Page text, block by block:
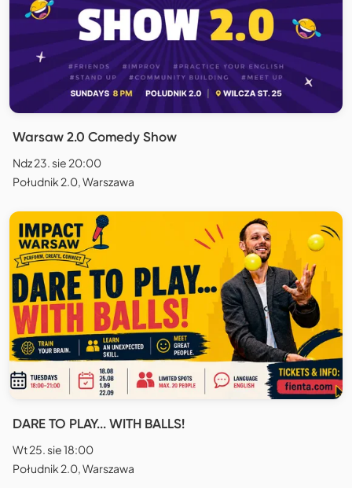
Warsaw 2.0 Comedy Show
Ndz 23. sie 20:00
Południk 2.0, Warszawa
DARE TO PLAY... WITH BALLS!
Wt 25. sie 18:00
Południk 2.0, Warszawa